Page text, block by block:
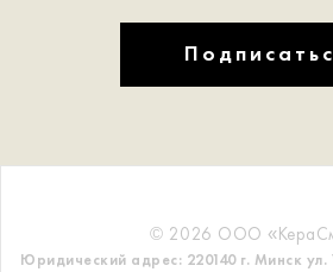
© 2026 ООО
Юридический адрес: 220140 г. Минск